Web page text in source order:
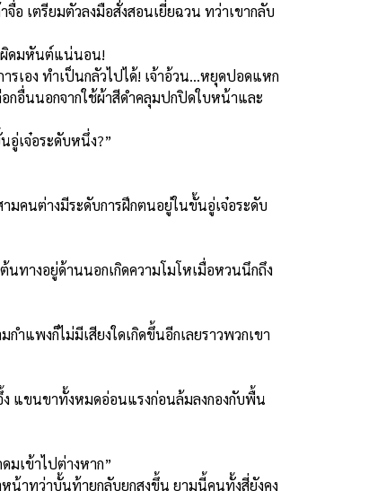
อ เตรียมตัวลงมือสั่งสอนเยี่ยฉวน ทว่าเขากลับ
ผิดมหันต์แน่นอน!
รเอง ทำเป็นกลัวไปได้! เจ้าอ้วน...หยุดปอดแหก
กอื่นนอกจากใช้ผ้าสีดำคลุมปกปิดใบหน้าและ
อู่เจ๋อระดับหนึ่ง?”
คนต่างมีระดับการฝึกตนอยู่ในขั้นอู่เจ๋อระดับ
นทางอยู่ด้านนอกเกิดความโมโหเมื่อหวนนึกถึง
ำแพงก็ไม่มีเสียงใดเกิดขึ้นอีกเลยราวพวกเขา
ง แขนขาทั้งหมดอ่อนแรงก่อนล้มลงกองกับพื้น
มเข้าไปต่างหาก”
น้าทว่าบั้นท้ายกลับยกสูงขึ้น ยามนี้คนทั้งสี่ยังคง